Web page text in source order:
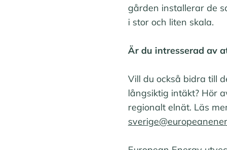
gården installerar de
i stor och liten skala.
Är du intresserad av
Vill du också bidra till
långsiktig intäkt? Hör
regionalt elnät. Läs